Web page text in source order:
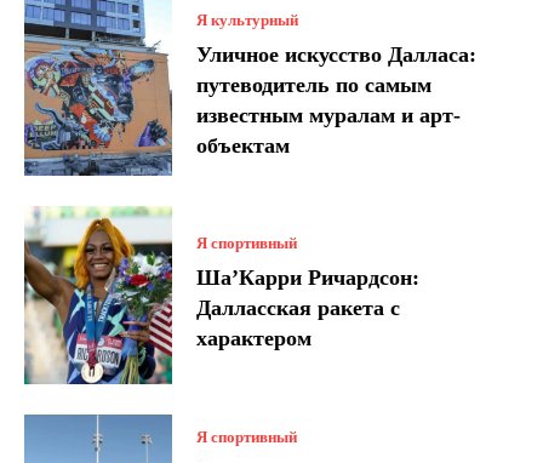
Я культурный
Уличное искусство Далласа:
путеводитель по самым
известным муралам и арт-
объектам
Я спортивный
Ша’Карри Ричардсон:
Далласская ракета с
характером
Я спортивный